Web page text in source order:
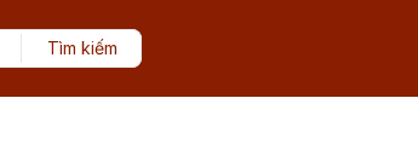
Tìm kiếm